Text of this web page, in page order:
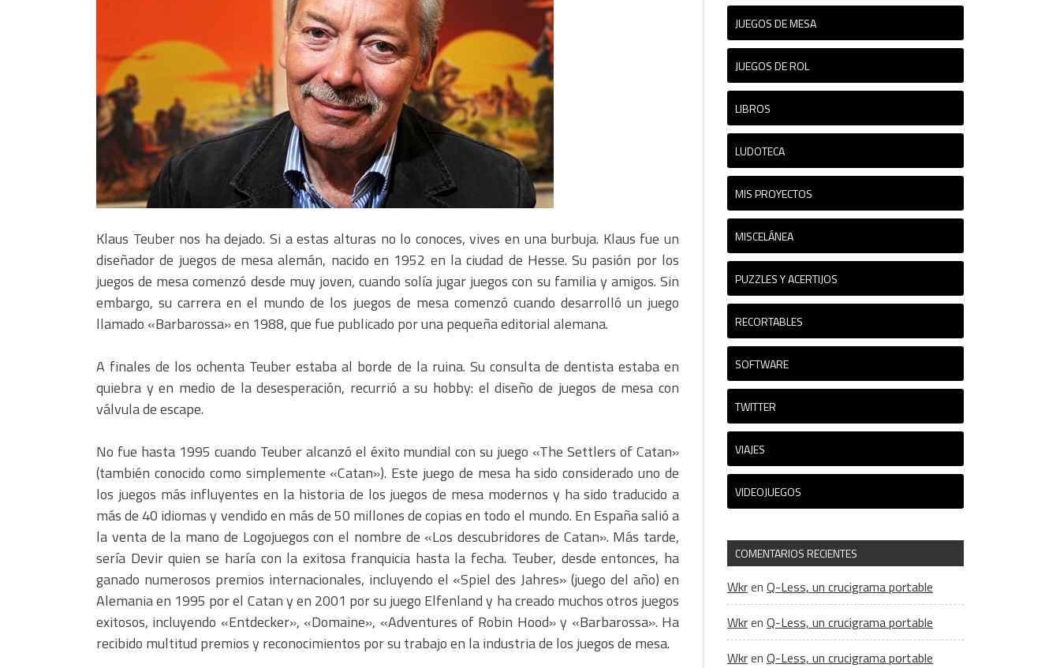
Klaus Teuber nos ha dejado. Si a estas alturas no lo conoces, vives en una burbuja. Klaus fue un
diseñador de juegos de mesa alemán, nacido en 1952 en la ciudad de Hesse. Su pasión por los
juegos de mesa comenzó desde muy joven, cuando solía jugar juegos con su familia y amigos. Sin
embargo, su carrera en el mundo de los juegos de mesa comenzó cuando desarrolló un juego
llamado «Barbarossa» en 1988, que fue publicado por una pequeña editorial alemana.
A finales de los ochenta Teuber estaba al borde de la ruina. Su consulta de dentista estaba en
quiebra y en medio de la desesperación, recurrió a su hobby: el diseño de juegos de mesa con
válvula de escape.
No fue hasta 1995 cuando Teuber alcanzó el éxito mundial con su juego «The Settlers of Catan»
(también conocido como simplemente «Catan»). Este juego de mesa ha sido considerado uno de
los juegos más influyentes en la historia de los juegos de mesa modernos y ha sido traducido a
más de 40 idiomas y vendido en más de 50 millones de copias en todo el mundo. En España salió a
la venta de la mano de Logojuegos con el nombre de «Los descubridores de Catan». Más tarde,
sería Devir quien se haría con la exitosa franquicia hasta la fecha. Teuber, desde entonces, ha
ganado numerosos premios internacionales, incluyendo el «Spiel des Jahres» (juego del año) en
Alemania en 1995 por el Catan y en 2001 por su juego Elfenland y ha creado muchos otros juegos
exitosos, incluyendo «Entdecker», «Domaine», «Adventures of Robin Hood» y «Barbarossa». Ha
recibido multitud premios y reconocimientos por su trabajo en la industria de los juegos de mesa.
JUEGOS DE MESA
JUEGOS DE ROL
LIBROS
LUDOTECA
MIS PROYECTOS
MISCELÁNEA
PUZZLES Y ACERTIJOS
RECORTABLES
SOFTWARE
TWITTER
VIAJES
VIDEOJUEGOS
COMENTARIOS RECIENTES
Wkren Q-Less, un crucigrama portable
Wkren Q-Less, un crucigrama portable
Wkren Q-Less, un crucigrama portable